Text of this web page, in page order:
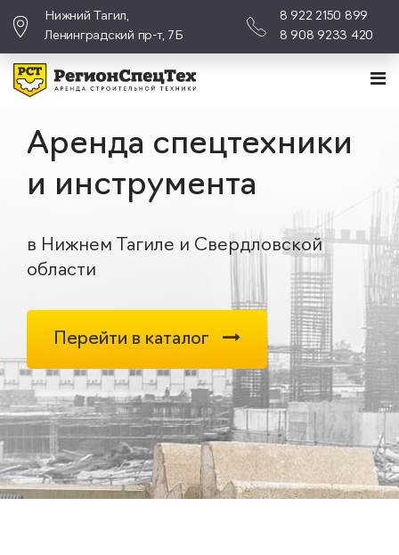
Нижний Тагил,
Ленинградский пр-т, 7Б
8 922 2150 899
8 908 9233 420
Аренда спецтехники
и инструмента
в Нижнем Тагиле и Свердловской
области
Перейти в каталог